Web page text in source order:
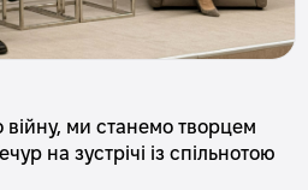
ми станемо творцем
на зустрічі із спільнотою